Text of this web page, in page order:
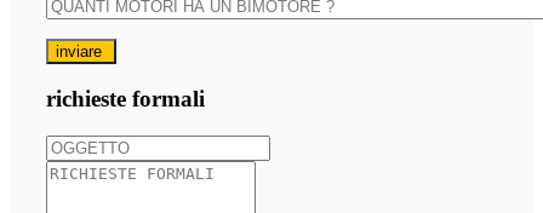
inviare
richieste formali